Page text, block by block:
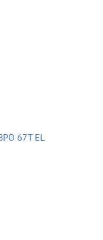
67T EL